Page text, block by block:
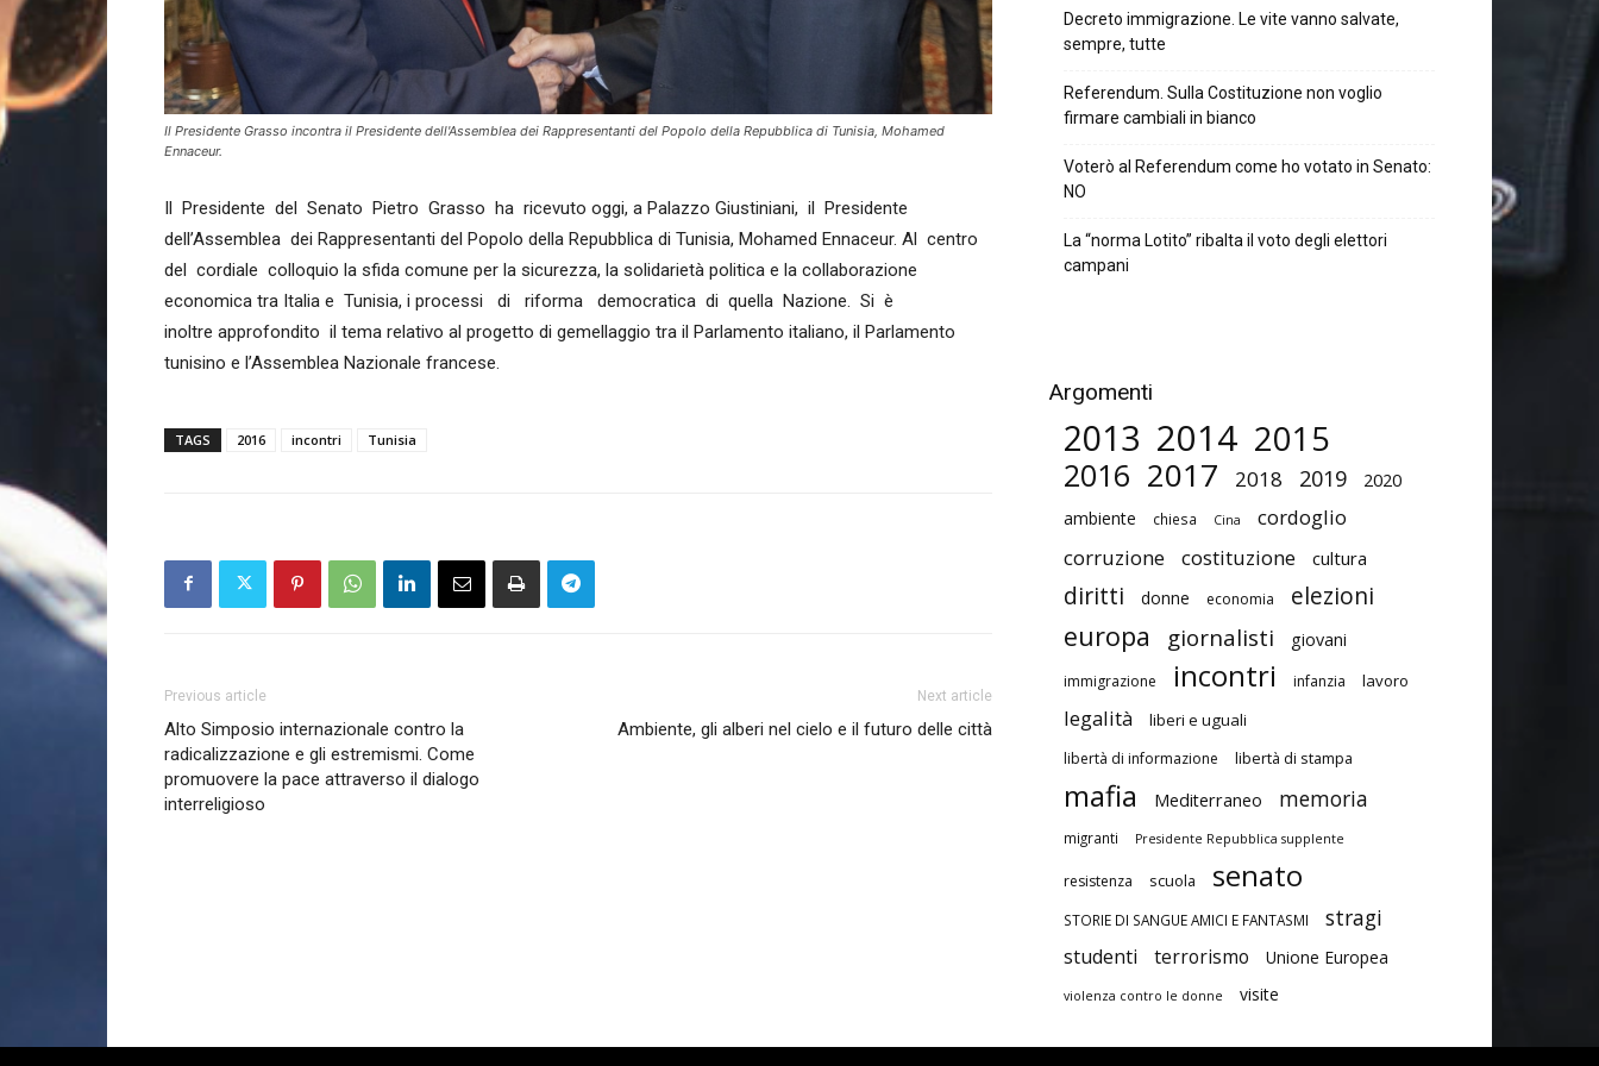
Il Presidente Grasso incontra il Presidente dell'Assemblea dei Rappresentanti del Popolo della Repubblica di Tunisia, Mohamed
Ennaceur.
Il Presidente del Senato Pietro Grasso ha ricevuto oggi, a Palazzo Giustiniani, il Presidente
dell’Assemblea dei Rappresentanti del Popolo della Repubblica di Tunisia, Mohamed Ennaceur. Al centro
del cordiale colloquio la sfida comune per la sicurezza, la solidarietà politica e la collaborazione
economica tra Italia e Tunisia, i processi di riforma democratica di quella Nazione. Si è
inoltre approfondito il tema relativo al progetto di gemellaggio tra il Parlamento italiano, il Parlamento
tunisino e l’Assemblea Nazionale francese.
TAGS 2016 incontri Tunisia
Previous article
Alto Simposio internazionale contro la
radicalizzazione e gli estremismi. Come
promuovere la pace attraverso il dialogo
interreligioso
Next article
Ambiente, gli alberi nel cielo e il futuro delle città
Decreto immigrazione. Le vite vanno salvate,
sempre, tutte
Referendum. Sulla Costituzione non voglio
firmare cambiali in bianco
Voterò al Referendum come ho votato in Senato:
NO
La “norma Lotito” ribalta il voto degli elettori
campani
Argomenti
2013 2014 2015
2016 2017 2018 2019 2020
ambiente chiesa Cina
cordoglio
corruzione
costituzione cultura
diritti donne economia elezioni
europa giornalisti giovani
immigrazione incontri infanzia lavoro
legalità liberi e uguali
libertà di informazione libertà di stampa
mafia Mediterraneo memoria
migranti Presidente Repubblica supplente
resistenza scuola senato
STORIE DI SANGUE AMICI E FANTASMI stragi
studenti terrorismo Unione Europea
violenza contro le donne visite